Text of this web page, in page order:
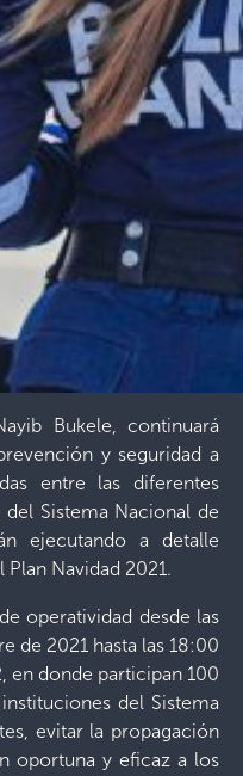
Bukele, continuará
y seguridad a
entre las diferentes
Sistema Nacional de
ejecutando a detalle
Navidad 2021.
operatividad desde las
de 2021 hasta las 18:00
en donde participan 100
del Sistema
evitar la propagación
oportuna y eficaz a los